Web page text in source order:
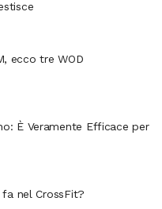
ecco tre WOD
È Veramente Efficace per
fa nel CrossFit?